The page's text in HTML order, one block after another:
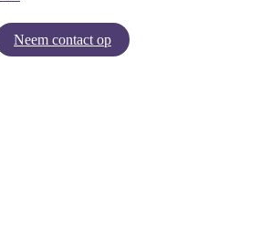
Neem contact op